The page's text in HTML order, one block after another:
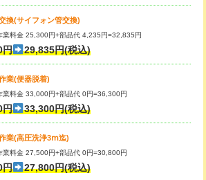
換(サイフォン管交換)
業料金 25,300円+部品代 4,235円=32,835円
円 29,835円(税込)
業(便器脱着)
業料金 33,000円+部品代 0円=36,300円
円 33,300円(税込)
業(高圧洗浄3ⅿ迄)
業料金 27,500円+部品代 0円=30,800円
円 27,800円(税込)